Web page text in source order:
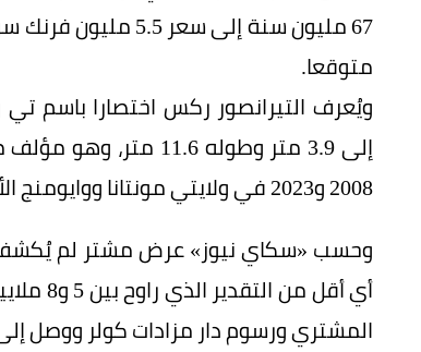
متوقعا.
2008 و2023 في ولايتي مونتانا ووايومنج الأميركيتين.
أي
المشتري ورسوم دار مزادات كولر ووصل إلى 5.5 مليون فرنك